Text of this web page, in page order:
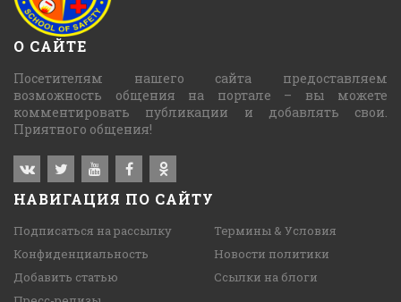
О САЙТЕ
Посетителям нашего сайта предоставляем
возможность общения на портале – вы можете
комментировать публикации и добавлять свои.
Приятного общения!
НАВИГАЦИЯ ПО САЙТУ
Подписаться на рассылку
Термины & Условия
Конфиденциальность
Новости политики
Добавить статью
Ссылки на блоги